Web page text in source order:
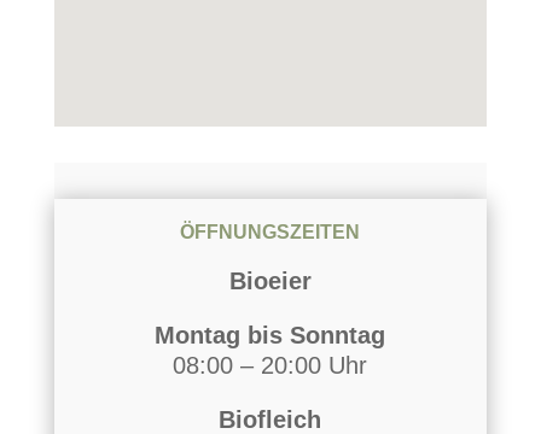
ÖFFNUNGSZEITEN
Bioeier
Montag bis Sonntag
08:00 – 20:00 Uhr
Biofleich